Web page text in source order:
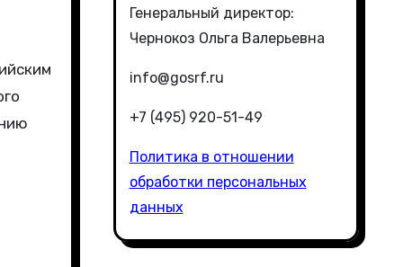
Генеральный директор:
Чернокоз Ольга Валерьевна
info@gosrf.ru
+7 (495) 920-51-49
Политика в отношении
обработки персональных
данных